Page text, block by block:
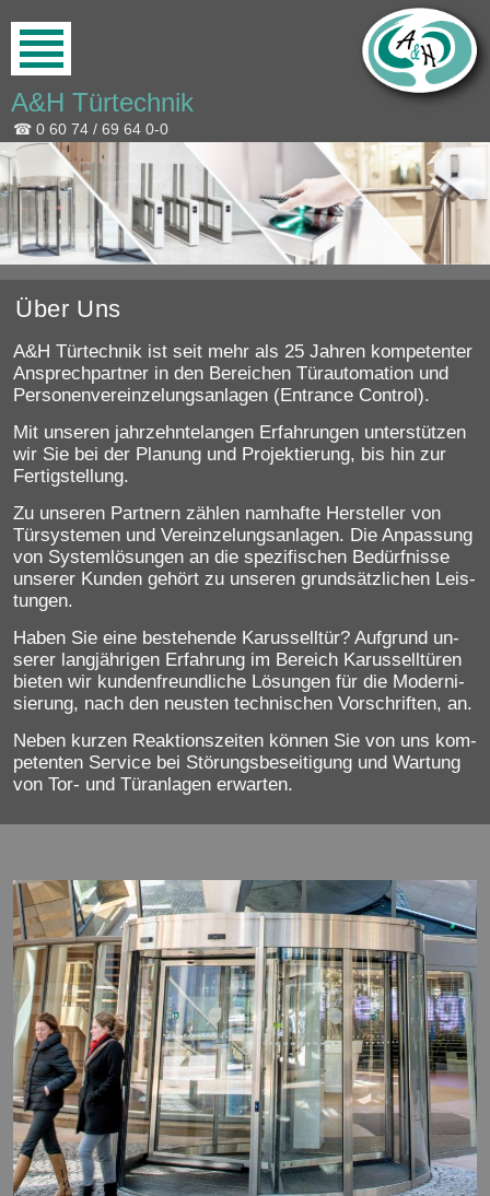
A&H Türtechnik
☎ 0 60 74 / 69 64 0-0